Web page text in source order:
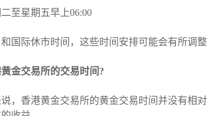
至星期五早上06:00
国际休市时间，这些时间安排可能会有所调整
金交易所的交易时间?
，香港黄金交易所的黄金交易时间并没有相